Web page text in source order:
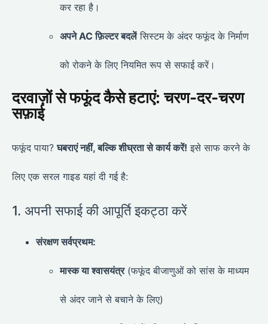
कर रहा है।
अपने AC फ़िल्टर बदलेंसिस्टम के अंदर फफूंद के निर्माण
को रोकने के लिए नियमित रूप से सफाई करें।
दरवाज़ों से फफूंद कैसे हटाएं: चरण-दर-चरण
सफ़ाई
फफूंद पाया?घबराएं नहीं, बल्कि शीघ्रता से कार्य करें! इसे साफ करने के
लिए एक सरल गाइड यहां दी गई है:
1. अपनी सफाई की आपूर्ति इकट्ठा करें
संरक्षण सर्वप्रथम:
मास्क या श्वासयंत्र(फफूंद बीजाणुओं को सांस के माध्यम
से अंदर जाने से बचाने के लिए)